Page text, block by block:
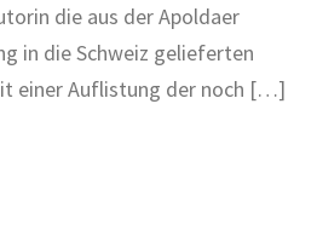
die aus der Apoldaer
in die Schweiz gelieferten
einer Auflistung der noch […]